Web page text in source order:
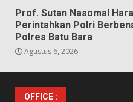
Prof. Sutan Nasomal
Perintahkan Polri
Polres Batu Bara
Agustus 6, 2026
OFFICE :